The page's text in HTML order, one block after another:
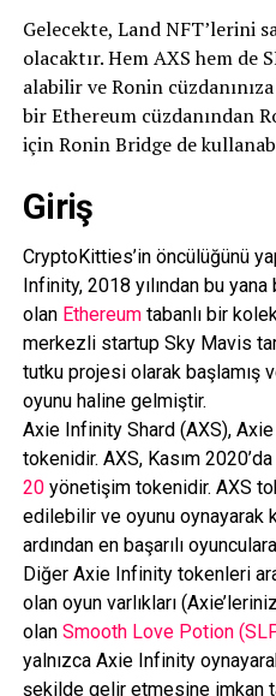
Gelecekte, Land NFT’lerini
olacaktır. Hem AXS hem de
alabilir ve Ronin
bir Ethereum cüzdanından
için Ronin Bridge de
Giriş
CryptoKitties’in öncülüğünü
Infinity, 2018 yılından bu
olan Ethereumtabanlı bir
merkezli startup Sky Mavis
tutku projesi olarak başlamış
oyunu haline gelmiştir.
Axie Infinity Shard (AXS),
tokenidir. AXS, Kasım
20yönetişim tokenidir. AXS
edilebilir ve oyunu oynayarak
ardından en başarılı
Diğer Axie Infinity tokenleri
olan oyun varlıkları
olan Smooth Love Potion
yalnızca Axie Infinity
şekilde gelir etmesine imkan